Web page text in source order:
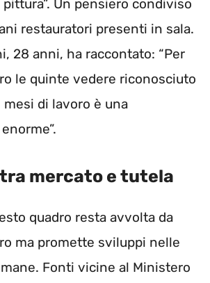
Un pensiero condiviso
restauratori presenti in sala.
28 anni, ha raccontato: “Per
le quinte vedere riconosciuto
di lavoro è una
mercato e tutela
quadro resta avvolta da
ma promette sviluppi nelle
Fonti vicine al Ministero